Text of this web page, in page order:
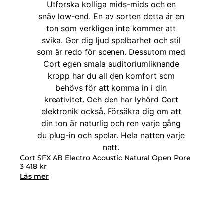
Cort SFX AB Electro Acoustic Natural Open Pore
3 418 kr
Läs mer